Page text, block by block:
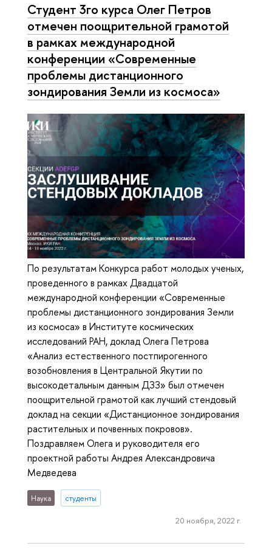
Студент 3го курса Олег Петров
отмечен поощрительной грамотой
в рамках международной
конференции «Современные
проблемы дистанционного
зондирования Земли из космоса»
По результатам Конкурса работ молодых ученых,
проведенного в рамках Двадцатой
международной конференции «Современные
проблемы дистанционного зондирования Земли
из космоса» в Институте космических
исследований РАН, доклад Олега Петрова
«Анализ естественного постпирогенного
возобновления в Центральной Якутии по
высокодетальным данным ДЗЗ» был отмечен
поощрительной грамотой как лучший стендовый
доклад на секции «Дистанционное зондирования
растительных и почвенных покровов».
Поздравляем Олега и руководителя его
проектной работы Андрея Александровича
Медведева
Наука студенты
20 ноября, 2022 г.